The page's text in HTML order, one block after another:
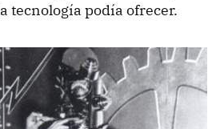
tecnología podía ofrecer.